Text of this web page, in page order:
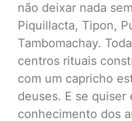
não deixar nada
Piquillacta, Tipon,
Tambomachay.
centros rituais
com um capricho
deuses. E se quiser
conhecimento dos